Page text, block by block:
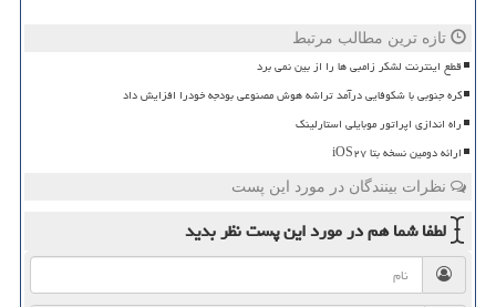
تازه ترین مطالب مرتبط
قطع اینترنت لشکر زامبی ها را از بین نمی برد
کره جنوبی با شکوفایی درآمد تراشه هوش مصنوعی بودجه خودرا افزایش داد
راه اندازی اپراتور موبایلی استارلینک
ارائه دومین نسخه بتا iOS۲۷
نظرات بینندگان در مورد این پست
لطفا شما همدر مورد این پستنظر بدید